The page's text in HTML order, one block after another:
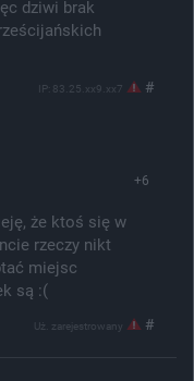
dziwi brak
IP: 83.25.xx9.xx7 #
+6
że ktoś się w
rzeczy nikt
miejsc
są :(
Uż. zarejestrowany #